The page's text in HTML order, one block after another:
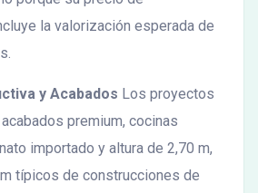
la valorización esperada de
y Acabados Los proyectos
premium, cocinas
importado y altura de 2,70 m,
típicos de construcciones de